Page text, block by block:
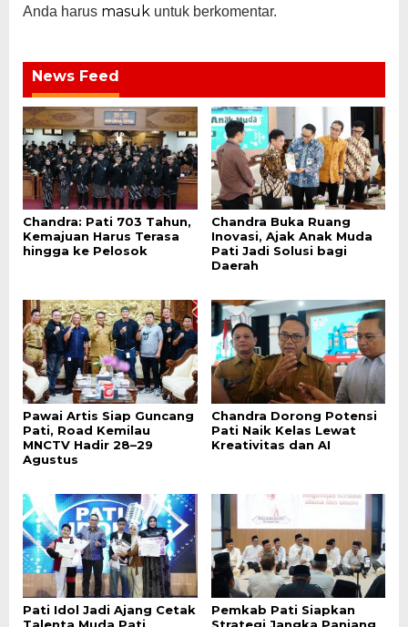
Anda harus masuk untuk berkomentar.
News Feed
Chandra: Pati 703 Tahun,
Kemajuan Harus Terasa
hingga ke Pelosok
Chandra Buka Ruang
Inovasi, Ajak Anak Muda
Pati Jadi Solusi bagi
Daerah
Pawai Artis Siap Guncang
Pati, Road Kemilau
MNCTV Hadir 28–29
Agustus
Chandra Dorong Potensi
Pati Naik Kelas Lewat
Kreativitas dan AI
Pati Idol Jadi Ajang Cetak
Talenta Muda Pati
Pemkab Pati Siapkan
Strategi Jangka Panjang